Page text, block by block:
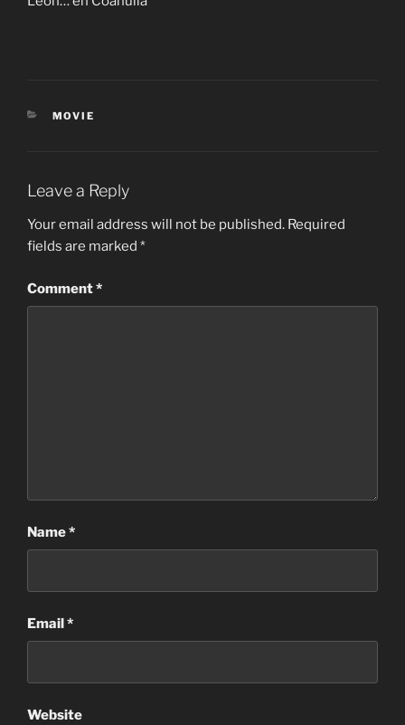
CATEGORIES
MOVIE
Leave a Reply
Your email address will not be published. Required
fields are marked *
Comment*
Name*
Email*
Website